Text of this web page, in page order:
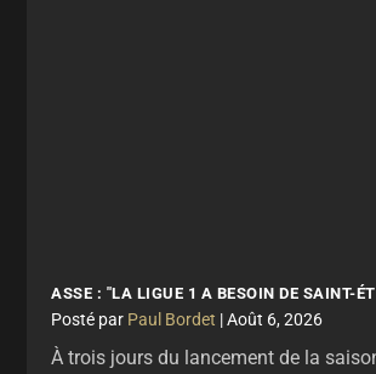
ASSE : "LA LIGUE 1 A BESOIN DE SAINT-
par Paul Bordet |Août 6, 2026
À trois jours du lancement de la